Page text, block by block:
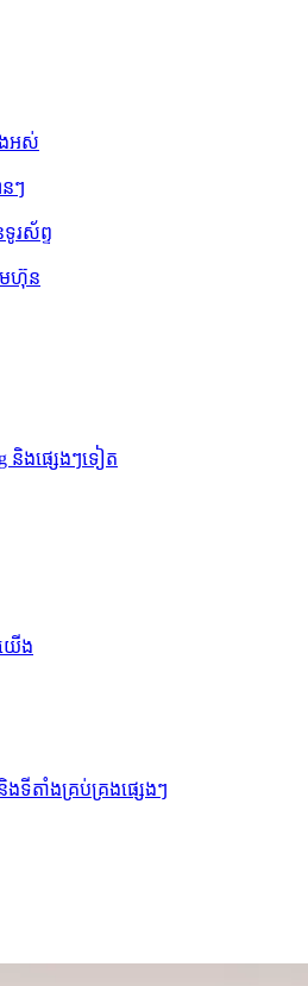
ងអស់
ៗ
រស័ព្ទ
មហ៊ុន
និងផ្សេងៗទៀត
ើង
ទីតាំងគ្រប់គ្រងផ្សេងៗ